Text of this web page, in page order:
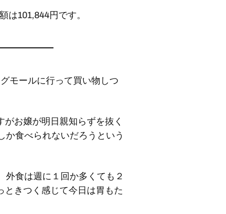
は101,844円です。
モールに行って買い物しつ
お嬢が明日親知らずを抜く
か食べられないだろうという
外食は週に１回か多くても２
ときつく感じて今日は胃もた